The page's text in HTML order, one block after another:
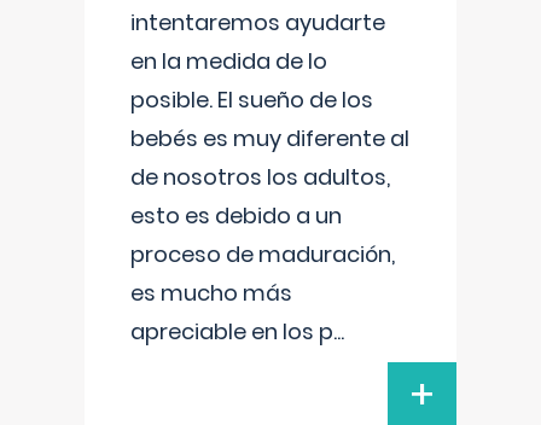
intentaremos ayudarte
en la medida de lo
posible. El sueño de los
bebés es muy diferente al
de nosotros los adultos,
esto es debido a un
proceso de maduración,
es mucho más
apreciable en los p...
+